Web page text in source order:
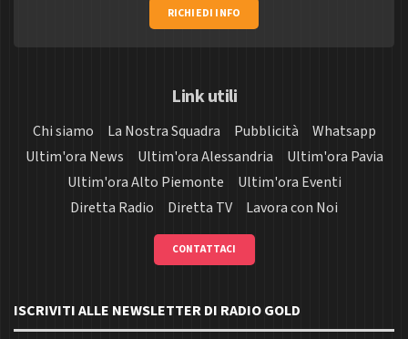
RICHIEDI INFO
Link utili
Chi siamo La Nostra Squadra Pubblicità
Whatsapp
Ultim'ora News
Ultim'ora Alessandria
Ultim'ora Pavia
Ultim'ora Alto Piemonte
Ultim'ora Eventi
Diretta Radio
Diretta TV Lavora con Noi
CONTATTACI
ISCRIVITI ALLE NEWSLETTER DI RADIO GOLD